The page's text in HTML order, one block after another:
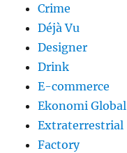
Crime
Déjà Vu
Designer
Drink
E-commerce
Ekonomi Global
Extraterrestrial
Factory